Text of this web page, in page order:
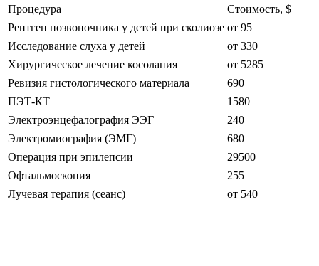
Процедура
Стоимость, $
Рентген позвоночника у детей при сколиозе от 95
Исследование слуха у детей
от 330
Хирургическое лечение косолапия
от 5285
Ревизия гистологического материала
690
ПЭТ-КТ
1580
Электроэнцефалография ЭЭГ
240
Электромиография (ЭМГ)
680
Операция при эпилепсии
29500
Офтальмоскопия
255
Лучевая терапия (сеанс)
от 540